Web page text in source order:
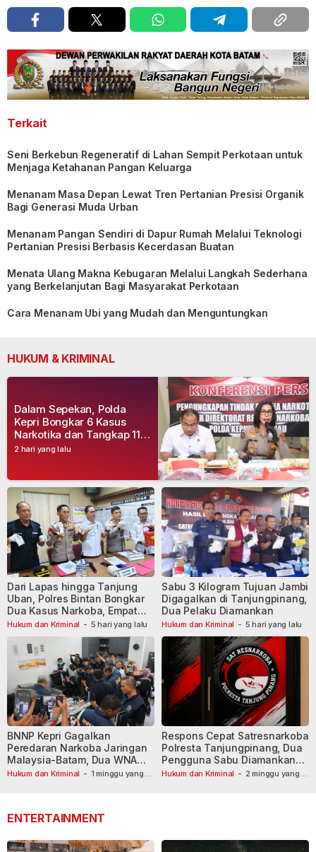
Terkait
Seni Berkebun Regeneratif di Lahan Sempit Perkotaan untuk
Menjaga Ketahanan Pangan Keluarga
Menanam Masa Depan Lewat Tren Pertanian Presisi Organik
Bagi Generasi Muda Urban
Menanam Pangan Sendiri di Dapur Rumah Melalui Teknologi
Pertanian Presisi Berbasis Kecerdasan Buatan
Menata Ulang Makna Kebugaran Melalui Langkah Sederhana
yang Berkelanjutan Bagi Masyarakat Perkotaan
Cara Menanam Ubi yang Mudah dan Menguntungkan
HUKUM & KRIMINAL
2 hari yang lalu
Dalam Sepekan, Polda
Kepri Bongkar 6 Kasus
Narkotika dan Tangkap 11
Tersangka
Hukum dan Kriminal - 5 hari yang lalu
Dari Lapas hingga Tanjung
Uban, Polres Bintan Bongkar
Dua Kasus Narkoba, Empat
Tersangka Dibekuk
Hukum dan Kriminal - 5 hari yang lalu
Sabu 3 Kilogram Tujuan Jambi
Digagalkan di Tanjungpinang,
Dua Pelaku Diamankan
Hukum dan Kriminal - 1 minggu yang
BNNP Kepri Gagalkan
Peredaran Narkoba Jaringan
Malaysia-Batam, Dua WNA
Masih Diburu
Hukum dan Kriminal - 2 minggu yang
Respons Cepat Satresnarkoba
Polresta Tanjungpinang, Dua
Pengguna Sabu Diamankan
Usai Dilaporkan ke Call Center
ENTERTAINMENT